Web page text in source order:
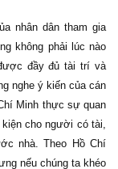
nhân dân tham gia
không phải lúc nào
đầy đủ tài trí và
nghe ý kiến của cán
Minh thực sự quan
cho người có tài,
nhà. Theo Hồ Chí
nếu chúng ta khéo